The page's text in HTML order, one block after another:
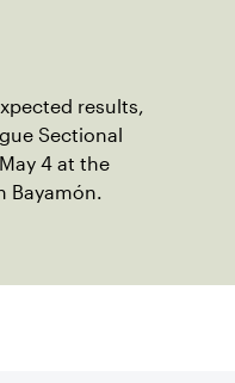
results,
Sectional
4 at the
Bayamón.